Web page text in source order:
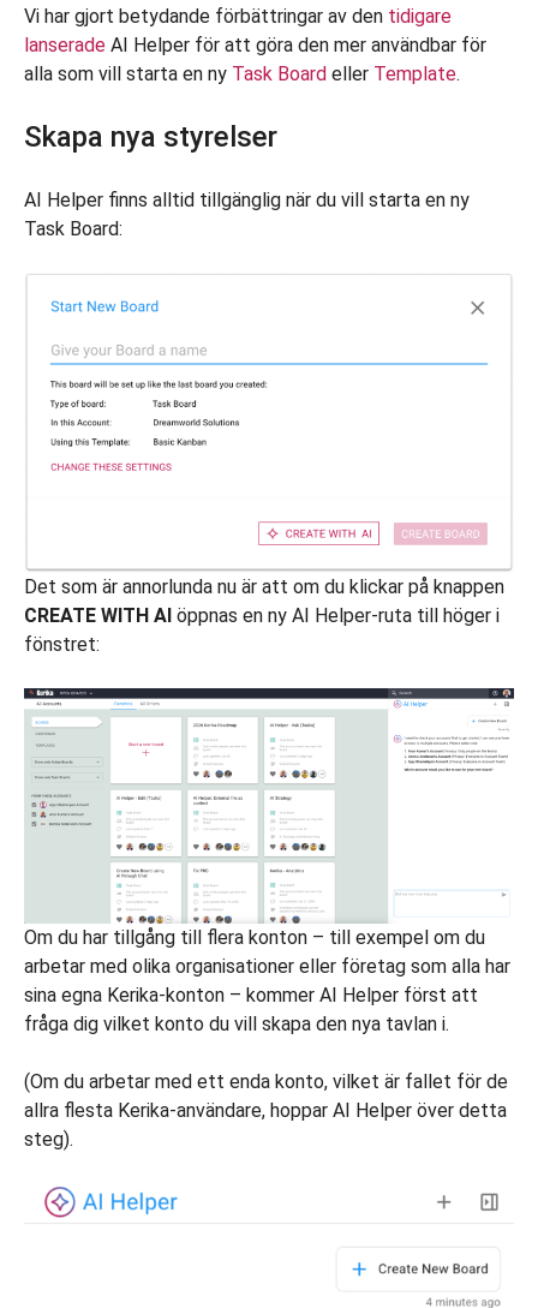
Vi har gjort betydande förbättringar av den tidigare
lanserade AI Helper för att göra den mer användbar för
alla som vill starta en ny Task Board eller Template.
Skapa nya styrelser
AI Helper finns alltid tillgänglig när du vill starta en ny
Task Board:
Det som är annorlunda nu är att om du klickar på knappen
CREATE WITH AI öppnas en ny AI Helper-ruta till höger i
fönstret:
Om du har tillgång till flera konton – till exempel om du
arbetar med olika organisationer eller företag som alla har
sina egna Kerika-konton – kommer AI Helper först att
fråga dig vilket konto du vill skapa den nya tavlan i.
(Om du arbetar med ett enda konto, vilket är fallet för de
allra flesta Kerika-användare, hoppar AI Helper över detta
steg).